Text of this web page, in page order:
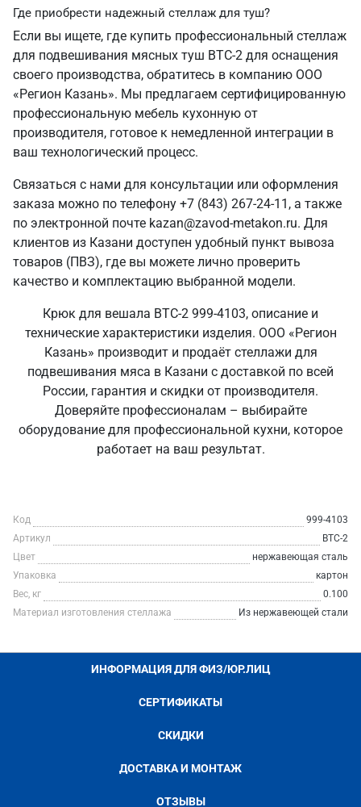
Где приобрести надежный стеллаж для туш?
Если вы ищете, где купить профессиональный стеллаж
для подвешивания мясных туш ВТС-2 для оснащения
своего производства, обратитесь в компанию ООО
«Регион Казань». Мы предлагаем сертифицированную
профессиональную мебель кухонную от
производителя, готовое к немедленной интеграции в
ваш технологический процесс.
Связаться с нами для консультации или оформления
заказа можно по телефону +7 (843) 267-24-11, а также
по электронной почте kazan@zavod-metakon.ru. Для
клиентов из Казани доступен удобный пункт вывоза
товаров (ПВЗ), где вы можете лично проверить
качество и комплектацию выбранной модели.
Крюк для вешала ВТС-2 999-4103, описание и
технические характеристики изделия. ООО «Регион
Казань» производит и продаёт стеллажи для
подвешивания мяса в Казани с доставкой по всей
России, гарантия и скидки от производителя.
Доверяйте профессионалам – выбирайте
оборудование для профессиональной кухни, которое
работает на ваш результат.
Код
999-4103
Артикул
ВТС-2
Цвет
нержавеющая сталь
Упаковка
картон
Вес, кг
0.100
Материал изготовления стеллажа
Из нержавеющей стали
ИНФОРМАЦИЯ ДЛЯ ФИЗ/ЮР.ЛИЦ
СЕРТИФИКАТЫ
СКИДКИ
ДОСТАВКА И МОНТАЖ
ОТЗЫВЫ